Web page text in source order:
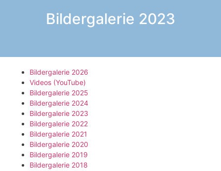
Bildergalerie 2023
Bildergalerie 2026
Videos (YouTube)
Bildergalerie 2025
Bildergalerie 2024
Bildergalerie 2023
Bildergalerie 2022
Bildergalerie 2021
Bildergalerie 2020
Bildergalerie 2019
Bildergalerie 2018